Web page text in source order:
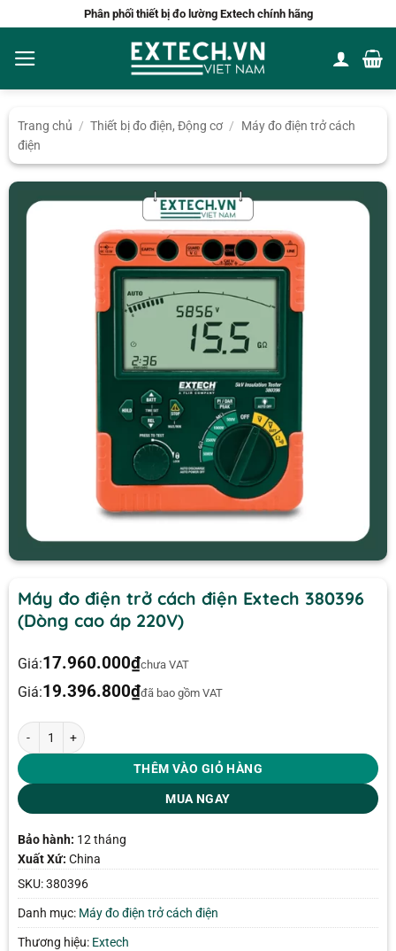
nội
dung
Phân phối thiết bị đo lường Extech chính hãng
Trang chủ / Thiết bị đo điện, Động cơ /
Máy đo điện trở cách
điện
Máy đo điện trở cách điện Extech 380396
(Dòng cao áp 220V)
Giá:17.960.000₫chưa VAT
Giá:19.396.800₫đã bao gồm VAT
Máy đo điện trở cách điện Extech 380396 (Dòng cao áp 220V) số lượng
THÊM VÀO GIỎ HÀNG
MUA NGAY
Bảo hành: 12 tháng
Xuất Xứ: China
SKU:380396
Danh mục: Máy đo điện trở cách điện
Thương hiệu: Extech